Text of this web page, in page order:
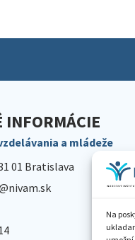
Na
INFORMÁCIE
a mládeže
01 Bratislava